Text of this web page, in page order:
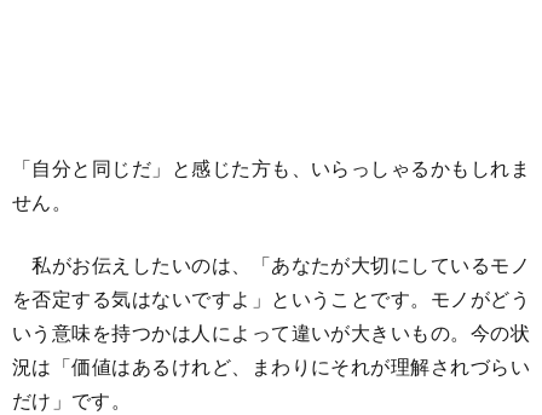
「自分と同じだ」と感じた方も、いらっしゃるかもしれま
せん。
私がお伝えしたいのは、「あなたが大切にしているモノ
を否定する気はないですよ」ということです。モノがどう
いう意味を持つかは人によって違いが大きいもの。今の状
況は「価値はあるけれど、まわりにそれが理解されづらい
だけ」です。